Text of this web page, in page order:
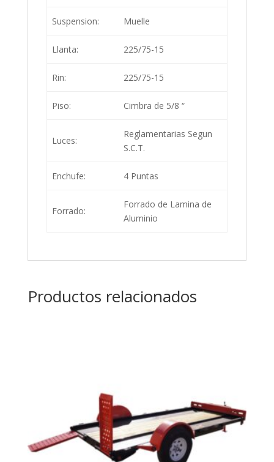
Suspension: Muelle
Llanta: 225/75-15
Rin: 225/75-15
Piso: Cimbra de 5/8 “
Luces:
Reglamentarias Segun
S.C.T.
Enchufe: 4 Puntas
Forrado:
Forrado de Lamina de
Aluminio
Productos relacionados